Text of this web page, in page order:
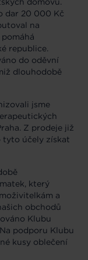
dar 20 000 Kč
na
republice.
do oděvní
dlouhodobě
jsme
Z prodeje již
tyto účely získat
který
a
obchodů
Klubu
podporu Klubu
kusy oblečení